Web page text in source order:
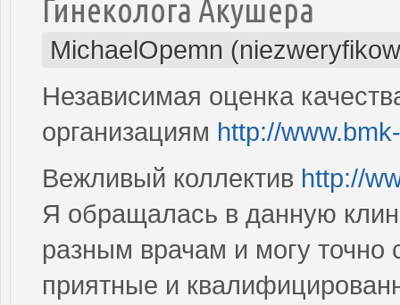
Гинеколога Акушера
MichaelOpemn
Независимая оценка
организациям http://
Вежливый коллектив http://
Я обращалась в данную
разным врачам и могу точно
приятные и